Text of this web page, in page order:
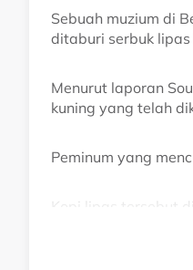
Sebuah muzium di
ditaburi serbuk
Menurut laporan
kuning yang telah
Peminum yang
Kopi lipas tersebut